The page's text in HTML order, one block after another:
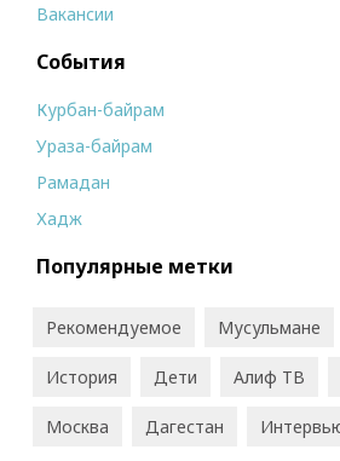
Вакансии
События
Курбан-байрам
Ураза-байрам
Рамадан
Хадж
Популярные метки
Рекомендуемое Мусульмане
История Дети Алиф ТВ
Москва Дагестан